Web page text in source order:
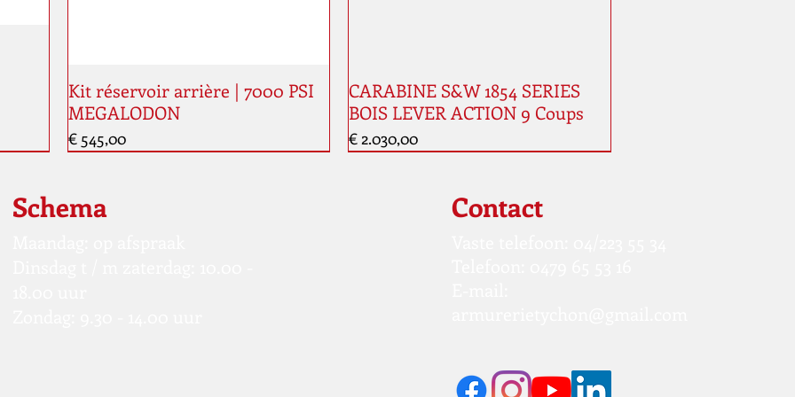
Kit réservoir arrière | 7000 PSI
MEGALODON
Prijs
€ 545,00
CARABINE S&W 1854 SERIES
BOIS LEVER ACTION 9 Coups
Prijs
€ 2.030,00
Schema Contact